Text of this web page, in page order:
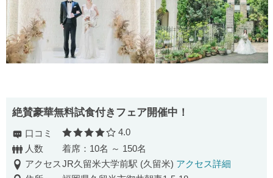
絶賛豪華無料試食付きフェア開催中！
口コミ 口コミ評価
4.0
人数
着席：10名 ～ 150名
アクセスJR久留米大学前駅 (久留米) アクセス詳細